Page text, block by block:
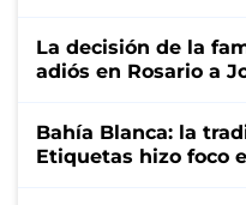
La decisión de la
adiós en Rosario a
Bahía Blanca: la
Etiquetas hizo foco